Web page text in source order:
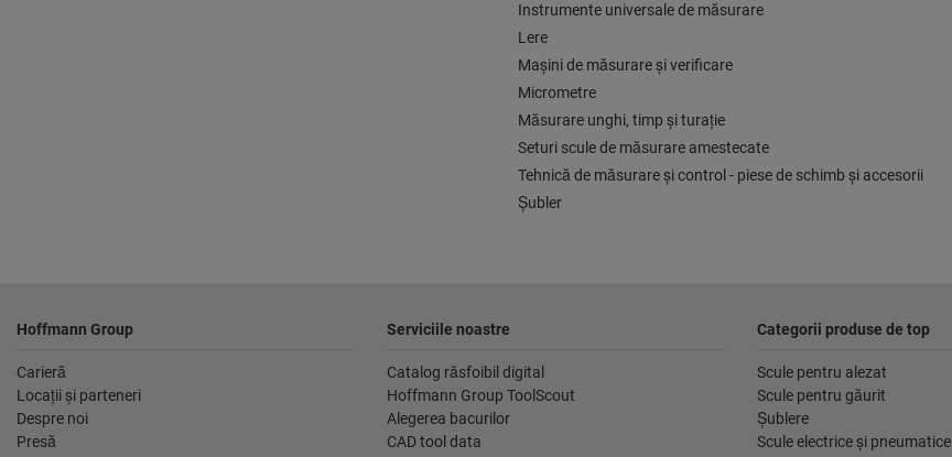
Instrumente universale de măsurare
Lere
Maşini de măsurare şi verificare
Micrometre
Măsurare unghi, timp şi turaţie
Seturi scule de măsurare amestecate
Tehnică de măsurare şi control - piese de schimb şi accesorii
Şubler
Hoffmann Group
Carieră
Locaţii şi parteneri
Despre noi
Presă
Serviciile noastre
Catalog răsfoibil digital
Hoffmann Group ToolScout
Alegerea bacurilor
CAD tool data
Categorii produse de top
Scule pentru alezat
Scule pentru găurit
Şublere
Scule electrice şi pneumatice